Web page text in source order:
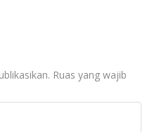
Ruas yang wajib